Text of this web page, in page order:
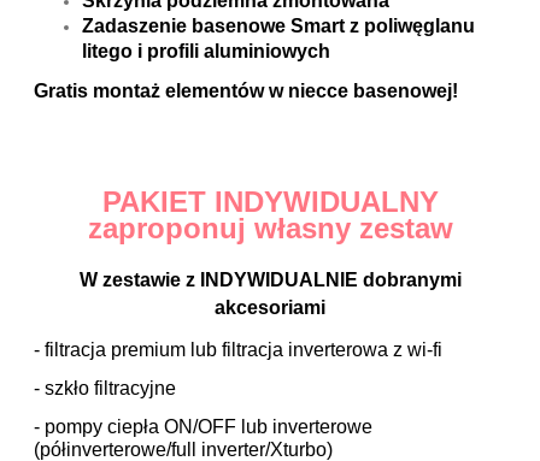
Zadaszenie basenowe Smart z poliwęglanu
litego i profili aluminiowych
Gratis montaż elementów w niecce basenowej!
PAKIET INDYWIDUALNY
zaproponuj własny zestaw
W zestawie z INDYWIDUALNIE dobranymi
akcesoriami
- filtracja premium lub filtracja inverterowa z wi-fi
- szkło filtracyjne
- pompy ciepła ON/OFF lub inverterowe
(półinverterowe/full inverter/Xturbo)